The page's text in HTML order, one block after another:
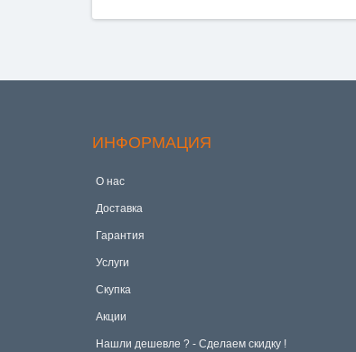
ИНФОРМАЦИЯ
О нас
Доставка
Гарантия
Услуги
Скупка
Акции
Hашли дешевле ? - Сделаем скидку !